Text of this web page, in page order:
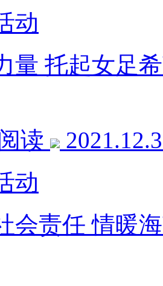
动
量 托起女足
读
动
会责任 情暖